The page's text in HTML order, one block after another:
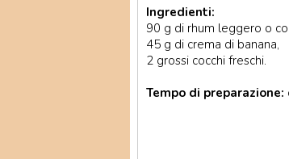
Ingredienti:
90 g di rhum leggero o
45 g di crema di banana,
2 grossi cocchi freschi.
Tempo di preparazione: